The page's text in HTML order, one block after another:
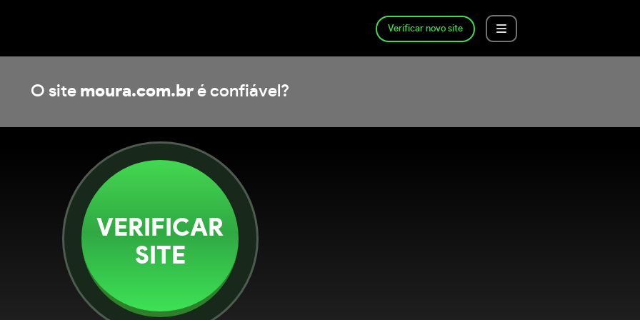
Verificar novo site
O site moura.com.br é confiável?
VERIFICAR
SITE